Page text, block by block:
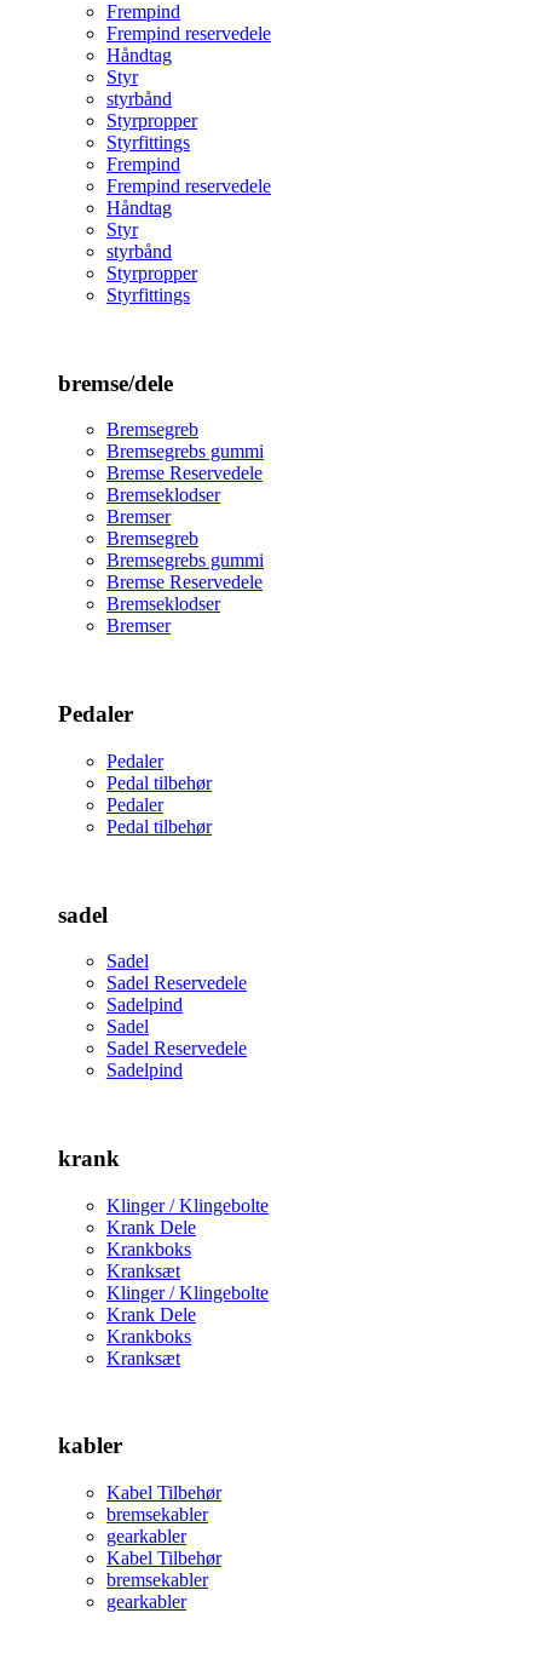
Frempind
Frempind reservedele
Håndtag
Styr
styrbånd
Styrpropper
Styrfittings
Frempind
Frempind reservedele
Håndtag
Styr
styrbånd
Styrpropper
Styrfittings
bremse/dele
Bremsegreb
Bremsegrebs gummi
Bremse Reservedele
Bremseklodser
Bremser
Bremsegreb
Bremsegrebs gummi
Bremse Reservedele
Bremseklodser
Bremser
Pedaler
Pedaler
Pedal tilbehør
Pedaler
Pedal tilbehør
sadel
Sadel
Sadel Reservedele
Sadelpind
Sadel
Sadel Reservedele
Sadelpind
krank
Klinger / Klingebolte
Krank Dele
Krankboks
Kranksæt
Klinger / Klingebolte
Krank Dele
Krankboks
Kranksæt
kabler
Kabel Tilbehør
bremsekabler
gearkabler
Kabel Tilbehør
bremsekabler
gearkabler